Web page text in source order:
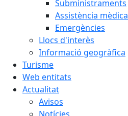
Subministraments
Assistència mèdica
Emergències
Llocs d'interès
Informació geogràfica
Turisme
Web entitats
Actualitat
Avisos